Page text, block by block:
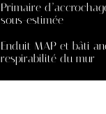
Primaire
sous-estimée
Enduit MAP et bâti
respirabilité du mur